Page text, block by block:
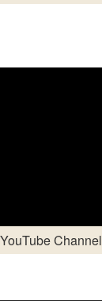
YouTube Channel